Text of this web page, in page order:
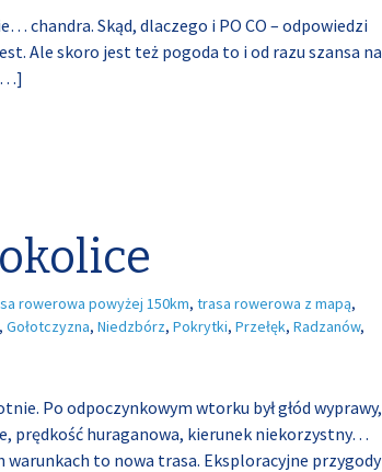
chandra. Skąd, dlaczego i PO CO – odpowiedzi
Ale skoro jest też pogoda to i od razu szansa na
rowerowa powyżej 150km, trasa rowerowa z mapą,
, Gołotczyzna, Niedzbórz, Pokrytki, Przełęk, Radzanów,
Po odpoczynkowym wtorku był głód wyprawy,
prędkość huraganowa, kierunek niekorzystny…
warunkach to nowa trasa. Eksploracyjne przygody